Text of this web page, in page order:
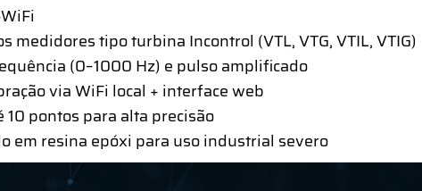
medidores tipo turbina Incontrol (VTL, VTG, VTIL, VTIG)
(0–1000 Hz) e pulso amplificado
via WiFi local + interface web
10 pontos para alta precisão
em resina epóxi para uso industrial severo